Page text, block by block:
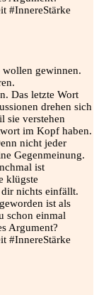
wollen gewinnen.
Das letzte Wort
drehen sich
sie verstehen
im Kopf haben.
nicht jeder
Gegenmeinung.
ist
klügste
nichts einfällt.
ist als
schon einmal
Argument?
#InnereStärke